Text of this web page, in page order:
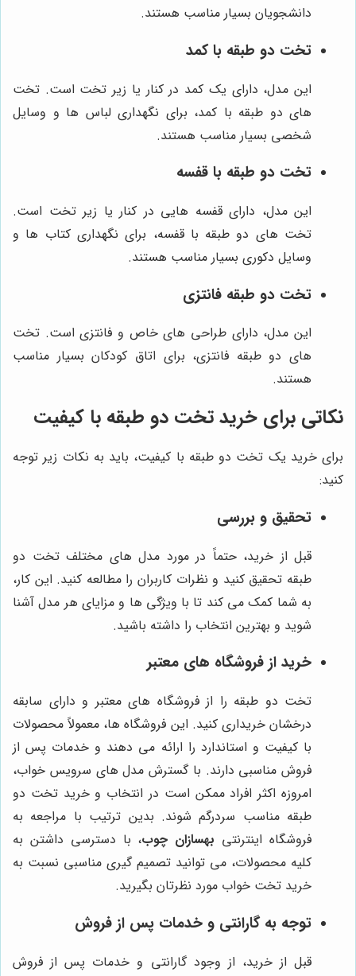
دانشجویان بسیار مناسب هستند.
تخت دو طبقه با کمد
این مدل، دارای یک کمد در کنار یا زیر تخت است. تخت
های دو طبقه با کمد، برای نگهداری لباس ها و وسایل
شخصی بسیار مناسب هستند.
تخت دو طبقه با قفسه
این مدل، دارای قفسه هایی در کنار یا زیر تخت است.
تخت های دو طبقه با قفسه، برای نگهداری کتاب ها و
وسایل دکوری بسیار مناسب هستند.
تخت دو طبقه فانتزی
این مدل، دارای طراحی های خاص و فانتزی است. تخت
های دو طبقه فانتزی، برای اتاق کودکان بسیار مناسب
هستند.
نکاتی برای خرید تخت دو طبقه با کیفیت
برای خرید یک تخت دو طبقه با کیفیت، باید به نکات زیر توجه
کنید:
تحقیق و بررسی
قبل از خرید، حتماً در مورد مدل های مختلف تخت دو
طبقه تحقیق کنید و نظرات کاربران را مطالعه کنید. این کار،
به شما کمک می کند تا با ویژگی ها و مزایای هر مدل آشنا
شوید و بهترین انتخاب را داشته باشید.
خرید از فروشگاه های معتبر
تخت دو طبقه را از فروشگاه های معتبر و دارای سابقه
درخشان خریداری کنید. این فروشگاه ها، معمولاً محصولات
با کیفیت و استاندارد را ارائه می دهند و خدمات پس از
فروش مناسبی دارند. با گسترش مدل های سرویس خواب،
امروزه اکثر افراد ممکن است در انتخاب و خرید تخت دو
طبقه مناسب سردرگم شوند. بدین ترتیب با مراجعه به
فروشگاه اینترنتی بهسازان چوب، با دسترسی داشتن به
کلیه محصولات، می توانید تصمیم گیری مناسبی نسبت به
خرید تخت خواب مورد نظرتان بگیرید.
توجه به گارانتی و خدمات پس از فروش
قبل از خرید، از وجود گارانتی و خدمات پس از فروش